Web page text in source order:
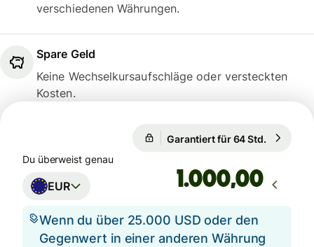
verschiedenen Währungen.
Spare Geld
Keine Wechselkursaufschläge oder versteckten
Kosten.
Garantiert für 64 Std.
Du überweist genau
EUR ,00
Wenn du über 25.000 USD oder den
Gegenwert in einer anderen Währung